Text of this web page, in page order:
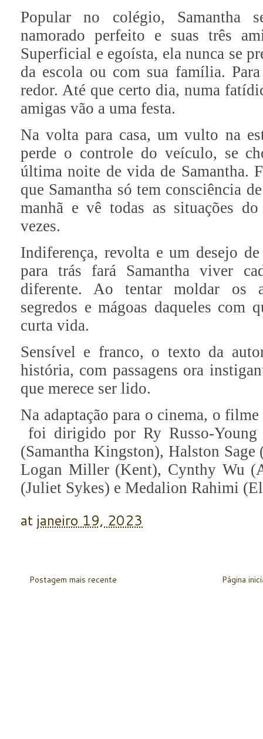
Popular no colégio, Samantha
namorado perfeito e suas três
Superficial e egoísta, ela nunca se
da escola ou com sua família.
redor. Até que certo dia, numa
amigas vão a uma festa.
Na volta para casa, um vulto na
perde o controle do veículo, se
última noite de vida de Samantha.
que Samantha só tem consciência
manhã e vê todas as situações
vezes.
Indiferença, revolta e um desejo
para trás fará Samantha viver
diferente. Ao tentar moldar os
segredos e mágoas daqueles com
curta vida.
Sensível e franco, o texto da
história, com passagens ora
que merece ser lido.
Na adaptação para o cinema, o
foi dirigido por Ry Russo-
(Samantha Kingston), Halston
Logan Miller (Kent), Cynthy Wu
(Juliet Sykes) e Medalion Rahimi
at janeiro 19, 2023
Postagem mais recente Página